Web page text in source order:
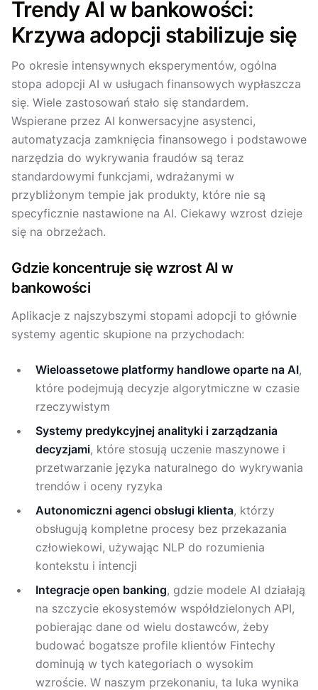
Trendy AI w bankowości:
Krzywa adopcji stabilizuje się
Po okresie intensywnych eksperymentów, ogólna
stopa adopcji AI w usługach finansowych wypłaszcza
się. Wiele zastosowań stało się standardem.
Wspierane przez AI konwersacyjne asystenci,
automatyzacja zamknięcia finansowego i podstawowe
narzędzia do wykrywania fraudów są teraz
standardowymi funkcjami, wdrażanymi w
przybliżonym tempie jak produkty, które nie są
specyficznie nastawione na AI. Ciekawy wzrost dzieje
się na obrzeżach.
Gdzie koncentruje się wzrost AI w
bankowości
Aplikacje z najszybszymi stopami adopcji to głównie
systemy agentic skupione na przychodach:
Wieloassetowe platformy handlowe oparte na AI,
które podejmują decyzje algorytmiczne w czasie
rzeczywistym
Systemy predykcyjnej analityki i zarządzania
decyzjami, które stosują uczenie maszynowe i
przetwarzanie języka naturalnego do wykrywania
trendów i oceny ryzyka
Autonomiczni agenci obsługi klienta, którzy
obsługują kompletne procesy bez przekazania
człowiekowi, używając NLP do rozumienia
kontekstu i intencji
Integracje open banking, gdzie modele AI działają
na szczycie ekosystemów współdzielonych API,
pobierając dane od wielu dostawców, żeby
budować bogatsze profile klientów Fintechy
dominują w tych kategoriach o wysokim
wzroście. W naszym przekonaniu, ta luka wynika